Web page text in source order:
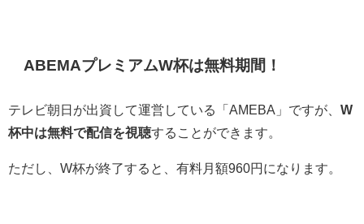
ABEMAプレミアムW杯は無料期間！
テレビ朝日が出資して運営している「AMEBA」ですが、 W
杯中は無料で配信を視聴することができます。
ただし、W杯が終了すると、有料月額960円になります。